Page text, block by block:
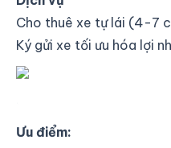
Cho thuê xe tự lái (4-7
Ký gửi xe tối ưu hóa lợi
Xe Hàng Xóm - Thuê
Ưu điểm: